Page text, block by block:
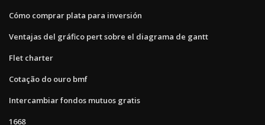
Cómo comprar plata para inversión
Ventajas del gráfico pert sobre el diagrama de gantt
Flet charter
Cotação do ouro bmf
Intercambiar fondos mutuos gratis
1668